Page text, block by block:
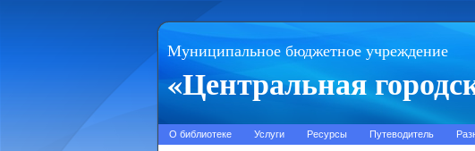
Муниципальное бюджетное учреждение
«Центральная
О библиотеке Услуги Ресурсы Путеводитель